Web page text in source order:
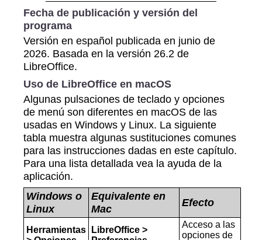
Fecha de publicación y versión del
programa
Versión en español publicada en junio de
2026. Basada en la versión 26.2 de
LibreOffice.
Uso de LibreOffice en macOS
Algunas pulsaciones de teclado y opciones
de menú son diferentes en macOS de las
usadas en Windows y Linux. La siguiente
tabla muestra algunas sustituciones comunes
para las instrucciones dadas en este capítulo.
Para una lista detallada vea la ayuda de la
aplicación.
Windows o
Linux
Equivalente en
Mac
Efecto
Herramientas
LibreOffice >
Acceso a las
opciones de